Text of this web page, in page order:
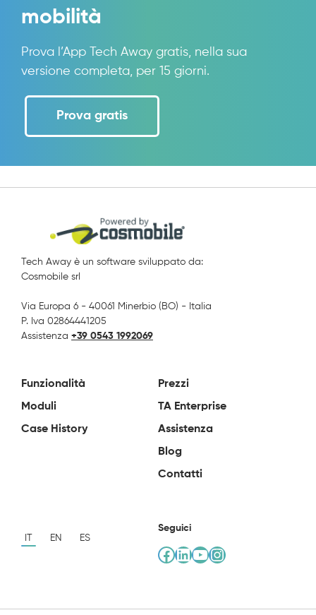
mobilità
Prova l’App Tech Away gratis, nella sua
versione completa, per 15 giorni.
Prova gratis
Tech Away è un software sviluppato da:
Cosmobile srl
Via Europa 6 - 40061 Minerbio (BO) - Italia
P. Iva 02864441205
Assistenza +39 0543 1992069
Funzionalità
Moduli
Case History
Prezzi
TA Enterprise
Assistenza
Blog
Contatti
EN ES
Seguici
Facebook
LinkedIn
YouTube
Instagram